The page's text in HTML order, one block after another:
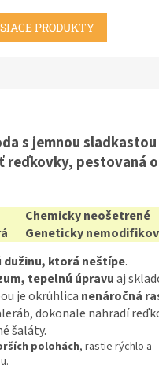
PRODUKTY
s jemnou sladkastou
reďkovky, pestovaná
Chemicky neošetrené
Geneticky
dužinu, ktorá neštípe.
tepelnú úpravuaj
je okrúhlica nenáročná
dokonale nahradí
šaláty.
polohách, rastie rýchlo a